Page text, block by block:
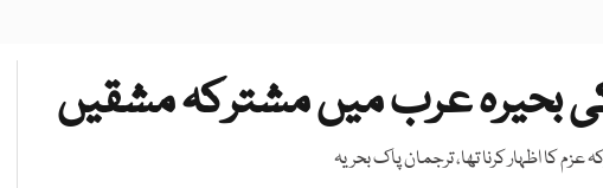
کی بحیرہ عرب میں مشترکہ مشقیں
کا اظہار کرنا تھا، ترجمان پاک بحریہ